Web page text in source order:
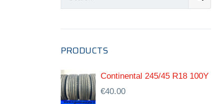
PRODUCTS
Continental 245/45 R18 100Y
€40.00